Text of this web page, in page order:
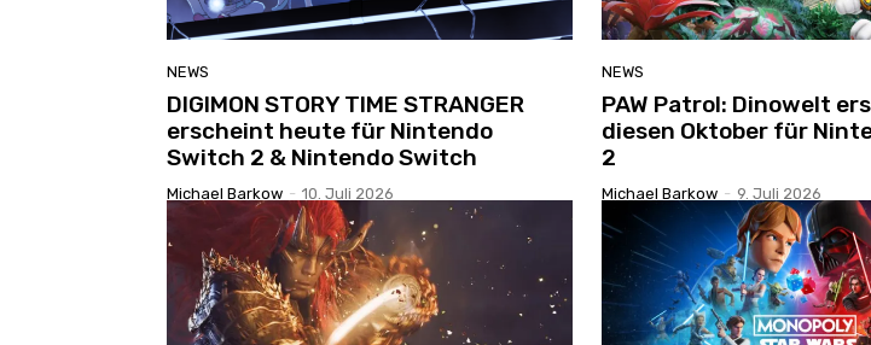
NEWS
DIGIMON STORY TIME STRANGER
erscheint heute für Nintendo
Switch 2 & Nintendo Switch
Michael Barkow - 10. Juli 2026
NEWS
PAW Patrol: Dinowelt
diesen Oktober für
2
Michael Barkow - 9. Juli 2026